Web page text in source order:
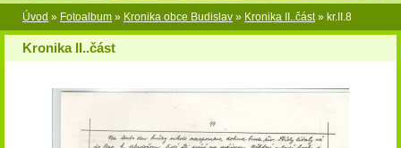
Úvod » Fotoalbum » Kronika obce Budislav » Kronika II..část» kr.II.8
Kronika II..část